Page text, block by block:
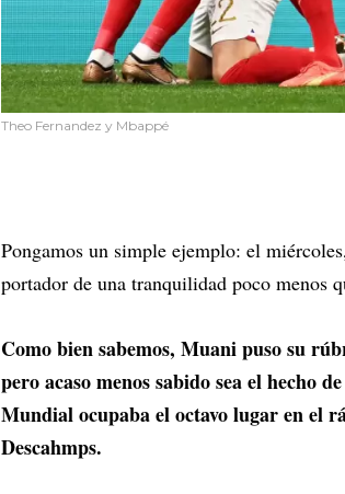
Theo Fernandez y Mbappé
Pongamos un simple ejemplo: el
portador de una tranquilidad poco menos
Como bien sabemos, Muani puso su
pero acaso menos sabido sea el hecho
Mundial ocupaba el octavo lugar en el
Descahmps.